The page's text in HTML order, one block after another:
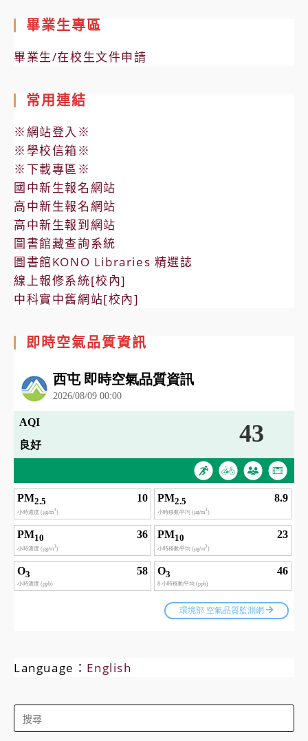
畢業生專區
畢業生/在校生文件申請
常用連結
※網站登入※
※學校信箱※
※下載專區※
國中新生報名網站
高中新生報名網站
高中新生報到網站
圖書館藏查詢系統
圖書館KONO Libraries 精選誌
線上報修系統[校內]
中科實中舊網站[校內]
即時空氣品質資訊
Language： English
Search
for: